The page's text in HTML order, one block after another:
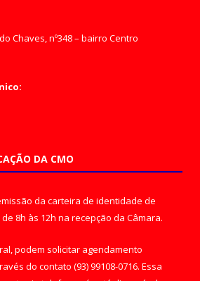
Chaves, nº348 – bairro Centro
DA CMO
da carteira de identidade de
8h às 12h na recepção da Câmara.
podem solicitar agendamento
do contato (93) 99108-0716. Essa